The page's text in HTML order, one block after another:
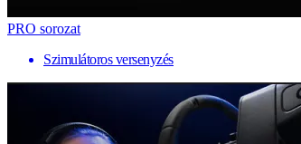
PRO sorozat
Szimulátoros versenyzés